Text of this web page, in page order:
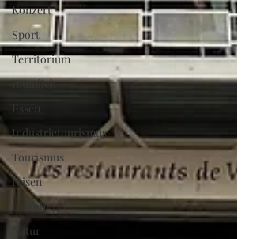
Konzert
Sport
Territorium
räumlich
Essen
Industrietourismus
Tourismus
reisen
Urlaub
Natur